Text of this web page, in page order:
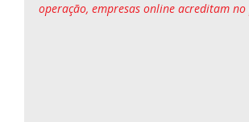
operação, empresas online acreditam